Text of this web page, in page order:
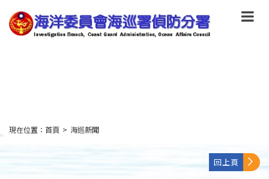
到
主
要
:::
現在位置： 首頁 > 海巡新聞
回上頁